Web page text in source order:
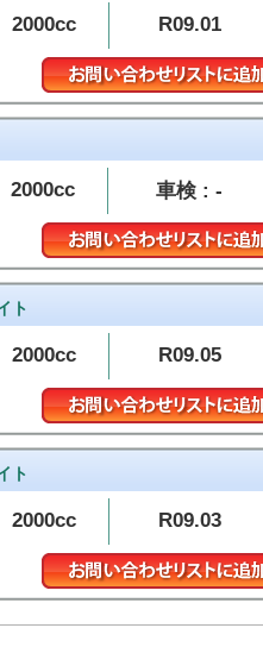
2000cc R09.01
2000cc 車検 : -
ト
2000cc R09.05
ト
2000cc R09.03